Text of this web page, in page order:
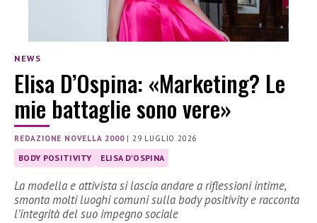
NEWS
Elisa D’Ospina: «Marketing? Le
mie battaglie sono vere»
REDAZIONE NOVELLA 2000| 29 LUGLIO 2026
BODY POSITIVITY ELISA D'OSPINA
La modella e attivista si lascia andare a riflessioni intime,
smonta molti luoghi comuni sulla body positivity e racconta
l’integrità del suo impegno sociale